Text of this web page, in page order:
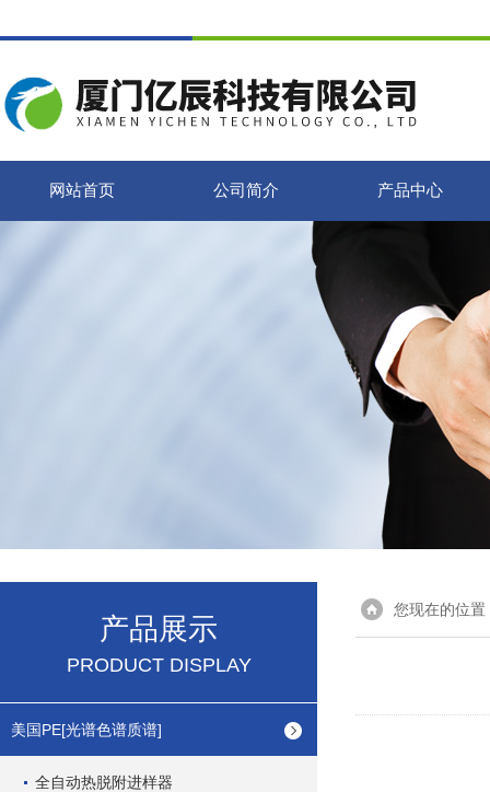
网站首页 公司简介 产品中心
产品展示
PRODUCT DISPLAY
美国PE[光谱色谱质谱]
全自动热脱附进样器
您现在的位置